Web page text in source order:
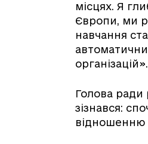
місцях. Я
Європи, ми
навчання
організацій».
Голова ради
зізнався:
відношенню